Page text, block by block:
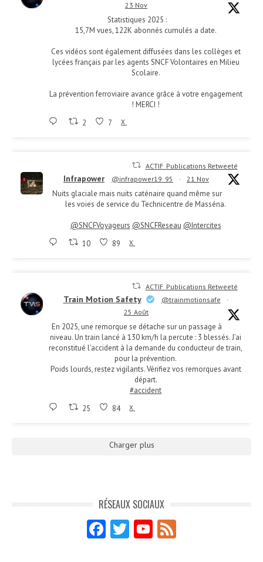
23 Nov
Statistiques 2025 :
15,7M vues, 122K abonnés cumulés a date.
Ces vidéos sont également diffusées dans les collèges et
lycées français par les agents SNCF Volontaires en Milieu
Scolaire.
La prévention ferroviaire avance grâce à votre engagement
! MERCI !
2 7 X
ACTIF_Publications Retweeté
Infrapower @infrapower19_95 · 21 Nov
Nuits glaciale mais nuits caténaire quand même sur
les voies de service du Technicentre de Masséna.
@SNCFVoyageurs @SNCFReseau @Intercites
10 89 X
ACTIF_Publications Retweeté
Train Motion Safety @trainmotionsafe
·
25 Août
En 2025, une remorque se détache sur un passage à
niveau. Un train lancé à 130 km/h la percute : 3 blessés. J’ai
reconstitué l’accident à la demande du conducteur de train,
pour la prévention.
Poids lourds, restez vigilants. Vérifiez vos remorques avant
départ.
#accident
25 84 X
Charger plus
RÉSEAUX SOCIAUX
Fa T Y